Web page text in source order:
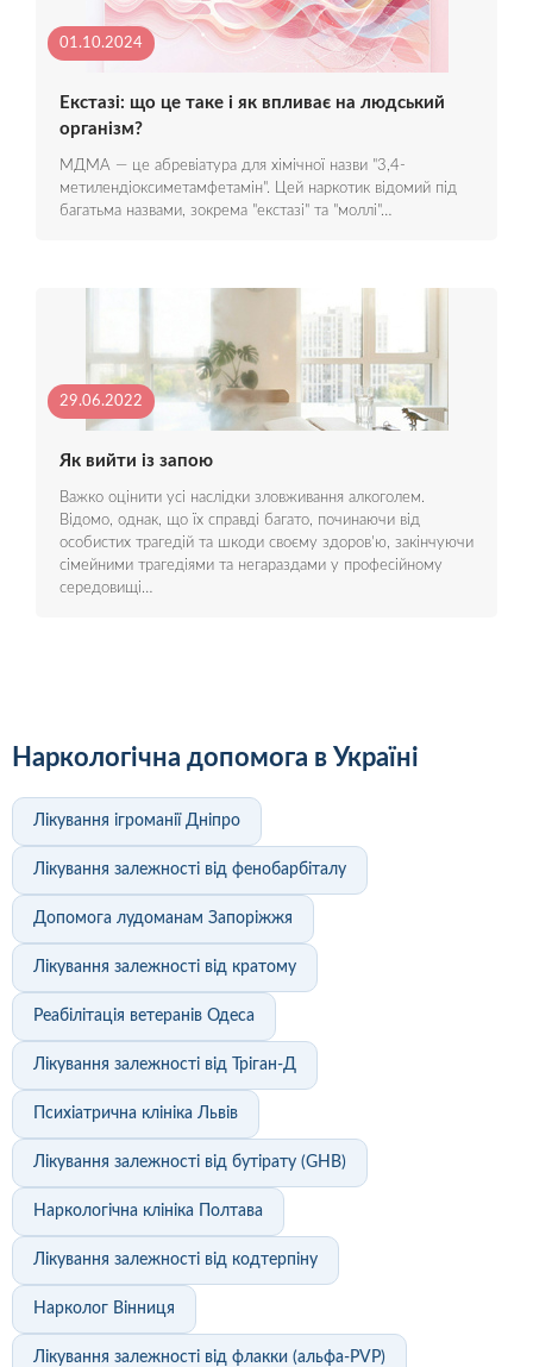
01.10.2024
Екстазі: що це таке і як впливає на людський
організм?
МДМА — це абревіатура для хімічної назви "3,4-
метилендіоксиметамфетамін". Цей наркотик відомий під
багатьма назвами, зокрема "екстазі" та "моллі"…
29.06.2022
Як вийти із запою
Важко оцінити усі наслідки зловживання алкоголем.
Відомо, однак, що їх справді багато, починаючи від
особистих трагедій та шкоди своєму здоров'ю, закінчуючи
сімейними трагедіями та негараздами у професійному
середовищі…
Наркологічна допомога в Україні
Лікування ігроманії Дніпро
Лікування залежності від фенобарбіталу
Допомога лудоманам Запоріжжя
Лікування залежності від кратому
Реабілітація ветеранів Одеса
Лікування залежності від Тріган-Д
Психіатрична клініка Львів
Лікування залежності від бутірату (GHB)
Наркологічна клініка Полтава
Лікування залежності від кодтерпіну
Нарколог Вінниця
Лікування залежності від флакки (альфа-PVP)